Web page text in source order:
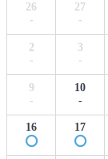
26
-
27
-
2
-
3
-
9
-
10
-
16 17